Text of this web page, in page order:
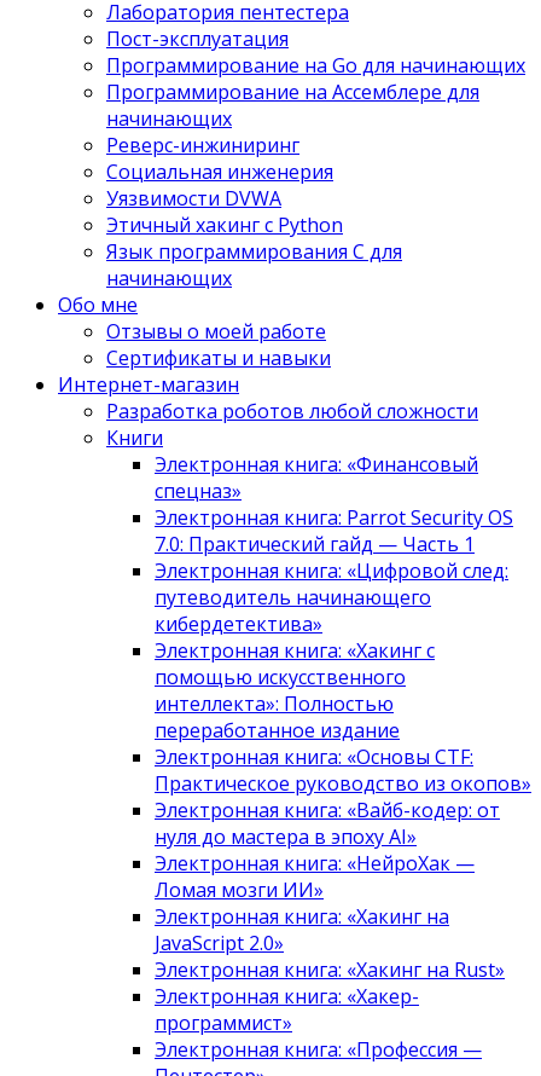
Лаборатория пентестера
Пост-эксплуатация
Программирование на Go для начинающих
Программирование на Ассемблере для
начинающих
Реверс-инжиниринг
Социальная инженерия
Уязвимости DVWA
Этичный хакинг с Python
Язык программирования С для
начинающих
Обо мне
Отзывы о моей работе
Сертификаты и навыки
Интернет-магазин
Разработка роботов любой сложности
Книги
Электронная книга: «Финансовый
спецназ»
Электронная книга: Parrot Security OS
7.0: Практический гайд — Часть 1
Электронная книга: «Цифровой след:
путеводитель начинающего
кибердетектива»
Электронная книга: «Хакинг с
помощью искусственного
интеллекта»: Полностью
переработанное издание
Электронная книга: «Основы CTF:
Практическое руководство из окопов»
Электронная книга: «Вайб-кодер: от
нуля до мастера в эпоху AI»
Электронная книга: «НейроХак —
Ломая мозги ИИ»
Электронная книга: «Хакинг на
JavaScript 2.0»
Электронная книга: «Хакинг на Rust»
Электронная книга: «Хакер-
программист»
Электронная книга: «Профессия —